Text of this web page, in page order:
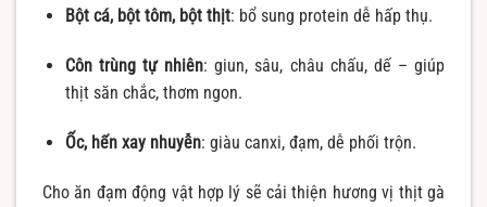
Bột cá, bột tôm, bột thịt: bổ sung protein dễ hấp thụ.
Côn trùng tự nhiên: giun, sâu, châu chấu, dế – giúp
thịt săn chắc, thơm ngon.
Ốc, hến xay nhuyễn: giàu canxi, đạm, dễ phối trộn.
Cho ăn đạm động vật hợp lý sẽ cải thiện hương vị thịt gà